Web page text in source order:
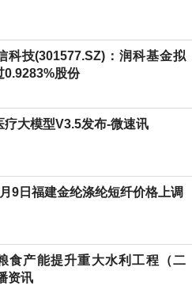
科技(301577.SZ)：润科基金拟
0.9283%股份
疗大模型V3.5发布-微速讯
9日福建金纶涤纶短纤价格上调
食产能提升重大水利工程（二
资讯